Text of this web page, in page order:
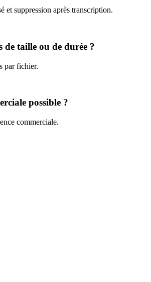
et suppression après transcription.
de taille ou de durée ?
par fichier.
possible ?
commerciale.